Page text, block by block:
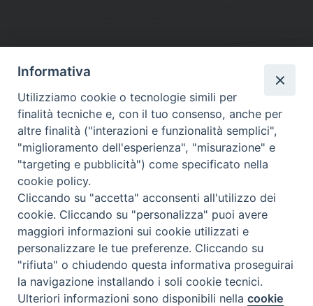
DIOCESI SUBURBICARIA DI ALBANO
Contatti:Tel.: 06.93268401 - Fax.: 06.9323844
E-mail:curia@diocesidialbano.it
Orari: dal Lunedì al Venerdì Ore: 9:00 - 13:00
Lunedì, Mercoledì e Venerdì, Ore 9:30 - 12:30
Diocesi Suburbicaria di Albano
Copyright © 2021
Preferenze Cookie
Informativa
Utilizziamo cookie o tecnologie simili per
finalità tecniche e, con il tuo consenso, anche per
altre finalità ("interazioni e funzionalità semplici",
"miglioramento dell'esperienza", "misurazione" e
"targeting e pubblicità") come specificato nella
cookie policy.
Cliccando su "accetta" acconsenti all'utilizzo dei
cookie. Cliccando su "personalizza" puoi avere
maggiori informazioni sui cookie utilizzati e
personalizzare le tue preferenze. Cliccando su
"rifiuta" o chiudendo questa informativa proseguirai
la navigazione installando i soli cookie tecnici.
Ulteriori informazioni sono disponibili nellacookie